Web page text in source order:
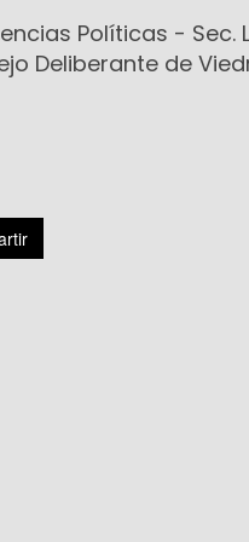
Políticas - Sec.
Deliberante de